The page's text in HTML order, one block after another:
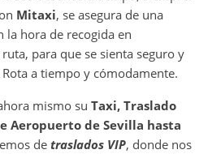
Mitaxi, se asegura de una
la hora de recogida en
para que se sienta seguro y
a tiempo y cómodamente.
mismo su Taxi, Traslado
Aeropuerto de Sevilla hasta
de traslados VIP, donde nos